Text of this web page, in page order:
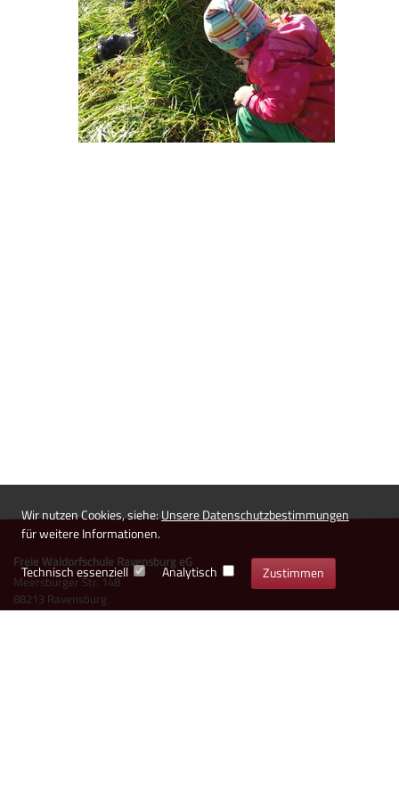
Wir nutzen Cookies, siehe:Unsere Datenschutzbestimmungen
für weitere Informationen.
Technisch essenziell
Analytisch Zustimmen
Freie Waldorfschule Ravensburg eG
Meersburger Str. 148
88213 Ravensburg